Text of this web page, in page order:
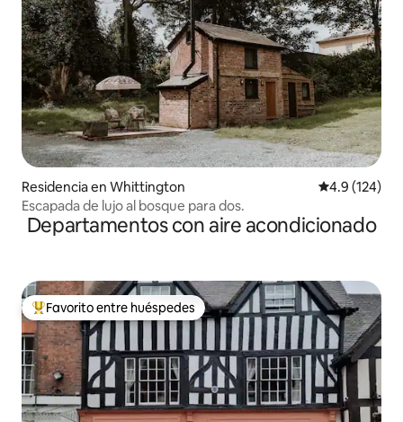
Residencia en Whittington Calificación
4.9 (124)
Escapada de lujo al bosque para dos.
Departamentos con aire acondicionado
De los mejores en Favorito entre huéspedes
Favorito entre huéspedes